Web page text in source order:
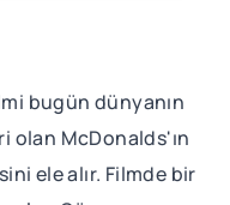
bugün dünyanın
olan McDonalds'ın
ele alır. Filmde bir